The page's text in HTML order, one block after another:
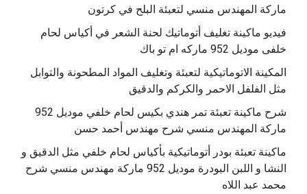
‫فيديو ماكينة تغليف أتوماتيك لحنة الشعر في أكياس لحام
خلفى موديل 952 ماركه ام تو باك
المكينة الاتوماتيكية لتعبئة وتغليف المواد المطحونة والتوابل
مثل الفلفل الاحمر والكركم والدقيق
‫شرح ماكينة تعبئة تمر هندي بكيس لحام خلفي موديل 952
ماكينة تعبئة بودر أتوماتيكية بأكياس لحام خلفي مثل الدقيق و
النشا و اللبن البودرة موديل 952 ماركة مهندس منسي شرح
محمد عبد اللاه